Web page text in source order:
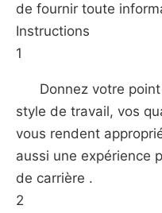
de fournir toute
Instructions
1
Donnez votre
style de travail, vos
vous rendent
aussi une expérience
de carrière .
2